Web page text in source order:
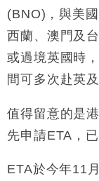
13:12
國際｜
12:30
手
11:40
財經｜黑
10:57
財經｜美
25%
定高消費
(BNO)，與美
西蘭、澳門及
或過境英國時
間可多次赴英
值得留意的是
先申請ETA，
ETA於今年11